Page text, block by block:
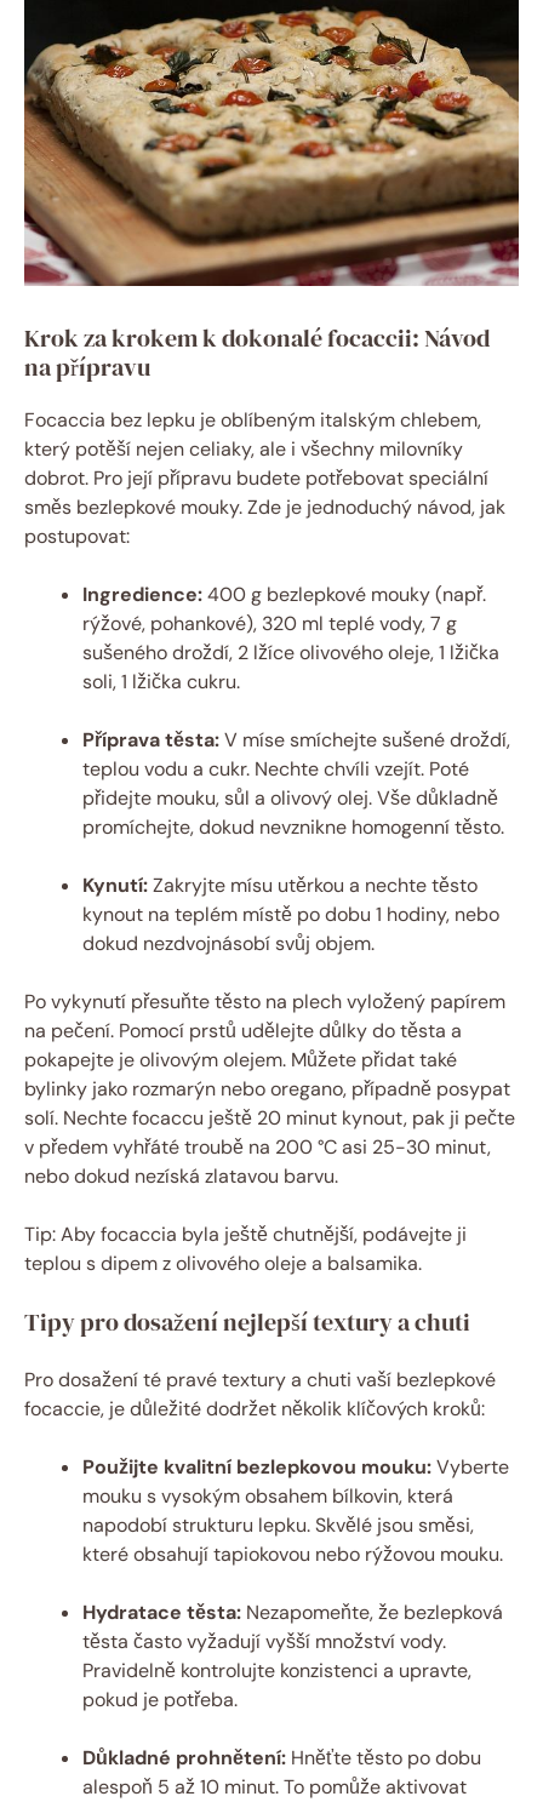
Krok za krokem k dokonalé focaccii: Návod
na přípravu
Focaccia bez lepku je oblíbeným italským chlebem,
který potěší nejen celiaky, ale i všechny milovníky
dobrot. Pro její přípravu budete potřebovat speciální
směs bezlepkové mouky. Zde je jednoduchý návod, jak
postupovat:
Ingredience:400 g bezlepkové mouky (např.
rýžové, pohankové), 320 ml teplé vody, 7 g
sušeného droždí, 2 lžíce olivového oleje, 1 lžička
soli, 1 lžička cukru.
Příprava těsta:V míse smíchejte sušené droždí,
teplou vodu a cukr. Nechte chvíli vzejít. Poté
přidejte mouku, sůl a olivový olej. Vše důkladně
promíchejte, dokud nevznikne homogenní těsto.
Kynutí:Zakryjte mísu utěrkou a nechte těsto
kynout na teplém místě po dobu 1 hodiny, nebo
dokud nezdvojnásobí svůj objem.
Po vykynutí přesuňte těsto na plech vyložený papírem
na pečení. Pomocí prstů udělejte důlky do těsta a
pokapejte je olivovým olejem. Můžete přidat také
bylinky jako rozmarýn nebo oregano, případně posypat
solí. Nechte focaccu ještě 20 minut kynout, pak ji pečte
v předem vyhřáté troubě na 200 °C asi 25-30 minut,
nebo dokud nezíská zlatavou barvu.
Tip: Aby focaccia byla ještě chutnější, podávejte ji
teplou s dipem z olivového oleje a balsamika.
Tipy pro dosažení nejlepší textury a chuti
Pro dosažení té pravé textury a chuti vaší bezlepkové
focaccie, je důležité dodržet několik klíčových kroků:
Použijte kvalitní bezlepkovou mouku:Vyberte
mouku s vysokým obsahem bílkovin, která
napodobí strukturu lepku. Skvělé jsou směsi,
které obsahují tapiokovou nebo rýžovou mouku.
Hydratace těsta: Nezapomeňte, že bezlepková
těsta často vyžadují vyšší množství vody.
Pravidelně kontrolujte konzistenci a upravte,
pokud je potřeba.
Důkladné prohnětení: Hněťte těsto po dobu
alespoň 5 až 10 minut. To pomůže aktivovat